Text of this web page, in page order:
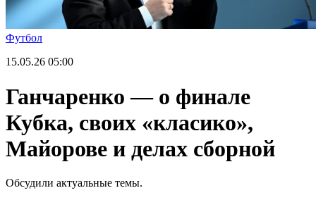
Футбол
15.05.26 05:00
Ганчаренко — о финале
Кубка, своих «класико»,
Майорове и делах сборной
Обсудили актуальные темы.